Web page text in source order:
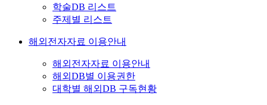
학술DB 리스트
주제별 리스트
해외전자자료 이용안내
해외전자자료 이용안내
해외DB별 이용권한
대학별 해외DB 구독현황